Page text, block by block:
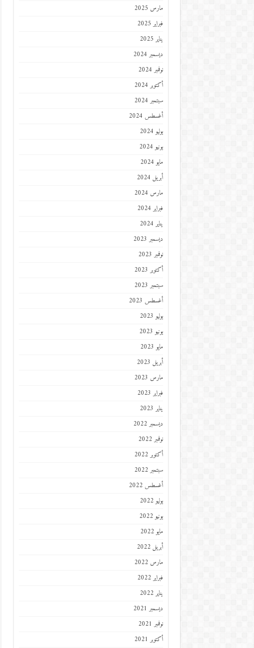
مارس 2025
فبراير 2025
يناير 2025
ديسمبر 2024
نوفمبر 2024
أكتوبر 2024
سبتمبر 2024
أغسطس 2024
يوليو 2024
يونيو 2024
مايو 2024
أبريل 2024
مارس 2024
فبراير 2024
يناير 2024
ديسمبر 2023
نوفمبر 2023
أكتوبر 2023
سبتمبر 2023
أغسطس 2023
يوليو 2023
يونيو 2023
مايو 2023
أبريل 2023
مارس 2023
فبراير 2023
يناير 2023
ديسمبر 2022
نوفمبر 2022
أكتوبر 2022
سبتمبر 2022
أغسطس 2022
يوليو 2022
يونيو 2022
مايو 2022
أبريل 2022
مارس 2022
فبراير 2022
يناير 2022
ديسمبر 2021
نوفمبر 2021
أكتوبر 2021